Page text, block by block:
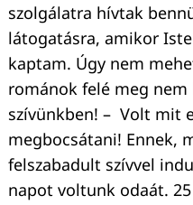
szolgálatra hívtak
látogatásra, amikor
kaptam. Úgy nem
románok felé meg nem
szívünkben! – Volt mit
megbocsátani! Ennek,
felszabadult szívvel
napot voltunk odaát.